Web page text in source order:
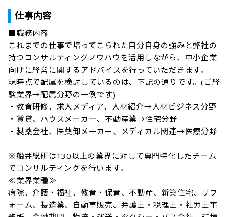
仕事内容
■職務内容
これまでの仕事で培ってこられた自分自身の強みと弊社の
持つコンサルティングノウハウを活用しながら、中小企業
向けに経営に関するアドバイスを行っていただきます。
現時点で配属を検討しているのは、下記の通りです。(ご経
験業界→配属分野の一例です)
・教育研修、求人メディア、人材紹介→人材ビジネス分野
・賃貸、ハウスメーカー、不動産業→住宅分野
・製薬会社、医薬卸メーカー、メディカル関連→医療分野
※船井総研は130以上の業界に対して専門特化したチーム
でコンサルティングを行います。
≪業界業種≫
病院、介護・福祉、教育・保育、不動産、新築住宅、リフ
ォーム、製造業、自動車販売、弁護士・税理士・社労士事